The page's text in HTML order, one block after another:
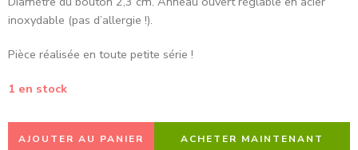
inoxydable (pas d’allergie !).
Pièce réalisée en toute petite série !
1 en stock
AJOUTER AU PANIER ACHETER MAINTENANT